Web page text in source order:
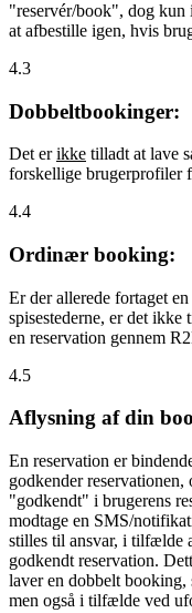
"reservér/book", dog kun
at afbestille igen, hvis
4.3
Dobbeltbookinger:
Det erikke tilladt at lave
forskellige brugerprofiler
4.4
Ordinær booking:
Er der allerede fortaget
spisestederne, er det ikke
en reservation gennem
4.5
Aflysning af din
En reservation er
godkender
"godkendt" i brugerens
modtage en SMS/
stilles til ansvar, i tilfælde
godkendt reservation.
laver en dobbelt booking,
men også i tilfælde ved